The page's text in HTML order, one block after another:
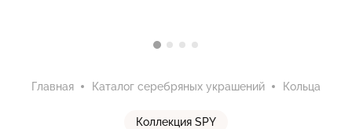
Главная Каталог серебряных украшений Кольца
Коллекция SPY